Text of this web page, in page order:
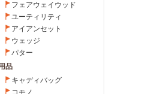
フェアウェイウッド
ユーティリティ
アイアンセット
ウェッジ
パター
品
キャディバッグ
コモノ